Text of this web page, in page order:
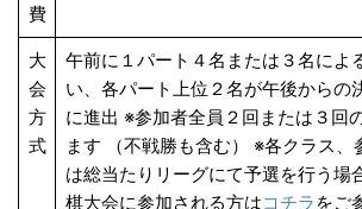
費
大
会
方
式
午前に１パート４名または３名によ
い、各パート上位２名が午後からの
に進出 ※参加者全員２回または３回
ます （不戦勝も含む） ※各クラス、
は総当たりリーグにて予選を行う場
棋大会に参加される方はコチラ をご